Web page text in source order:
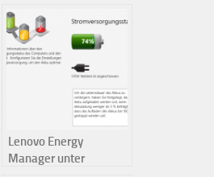
Lenovo Energy
Manager unter